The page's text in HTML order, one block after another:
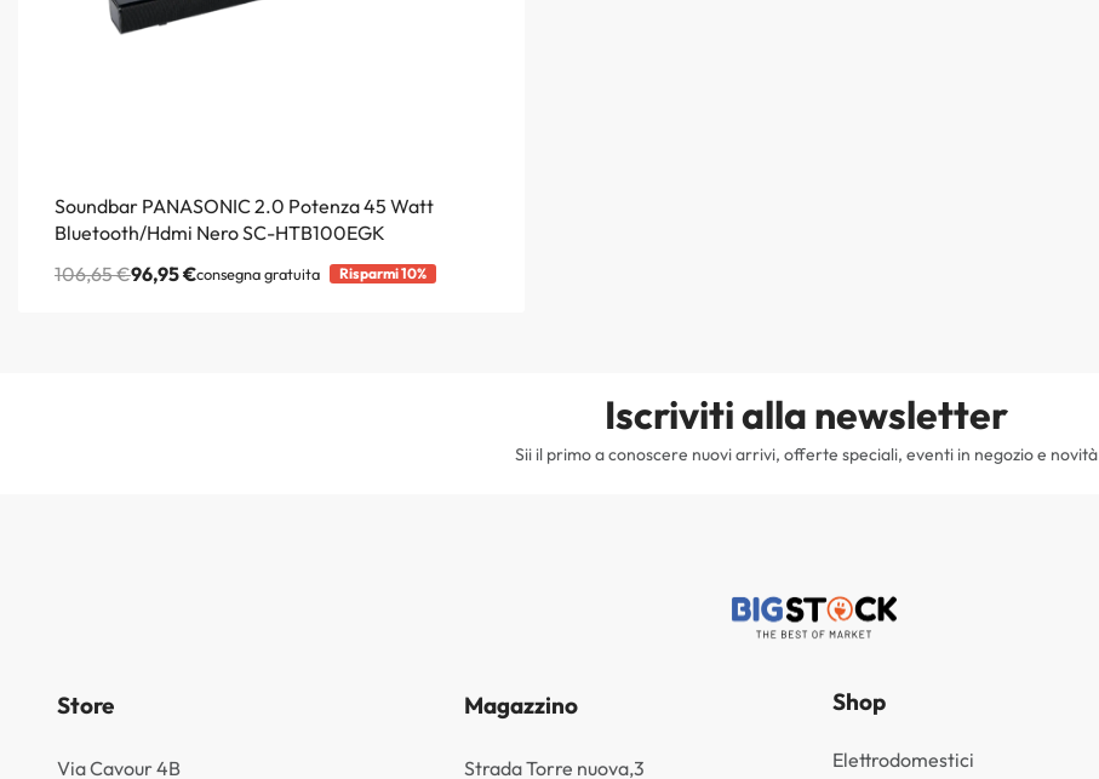
Soundbar PANASONIC 2.0 Potenza 45 Watt
Bluetooth/Hdmi Nero SC-HTB100EGK
106,65€96,95€consegna gratuita Risparmi 10%
Iscriviti alla newsletter
Sii il primo a conoscere nuovi arrivi, offerte speciali, eventi in negozio e novità
Store
Via Cavour 4B
Magazzino
Strada Torre nuova,3
Shop
Elettrodomestici